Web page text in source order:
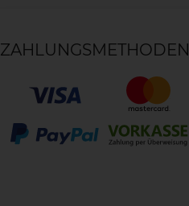
ZAHLUNGSMETHODEN